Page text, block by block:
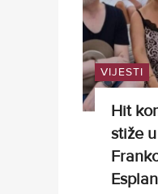
VIJESTI
Hit
stiže